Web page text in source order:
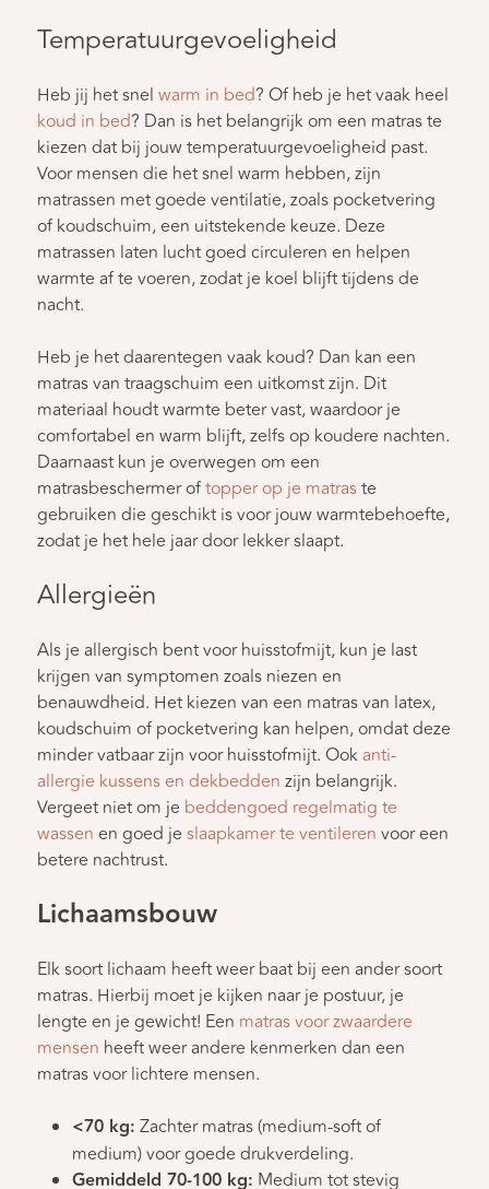
Temperatuurgevoeligheid
Heb jij het snelwarm in bed? Of heb je het vaak heel
koud in bed? Dan is het belangrijk om een matras te
kiezen dat bij jouw temperatuurgevoeligheid past.
Voor mensen die het snel warm hebben, zijn
matrassen met goede ventilatie, zoals pocketvering
of koudschuim, een uitstekende keuze. Deze
matrassen laten lucht goed circuleren en helpen
warmte af te voeren, zodat je koel blijft tijdens de
nacht.
Heb je het daarentegen vaak koud? Dan kan een
matras van traagschuim een uitkomst zijn. Dit
materiaal houdt warmte beter vast, waardoor je
comfortabel en warm blijft, zelfs op koudere nachten.
Daarnaast kun je overwegen om een
matrasbeschermer oftopper op je matraste
gebruiken die geschikt is voor jouw warmtebehoefte,
zodat je het hele jaar door lekker slaapt.
Allergieën
Als je allergisch bent voor huisstofmijt, kun je last
krijgen van symptomen zoals niezen en
benauwdheid. Het kiezen van een matras van latex,
koudschuim of pocketvering kan helpen, omdat deze
minder vatbaar zijn voor huisstofmijt. Ookanti-
allergie kussens en dekbedden zijn belangrijk.
Vergeet niet om je beddengoed regelmatig te
wassen en goed jeslaapkamer te ventileren voor een
betere nachtrust.
Lichaamsbouw
Elk soort lichaam heeft weer baat bij een ander soort
matras. Hierbij moet je kijken naar je postuur, je
lengte en je gewicht! Een matras voor zwaardere
mensen heeft weer andere kenmerken dan een
matras voor lichtere mensen.
<70 kg: Zachter matras (medium-soft of
medium) voor goede drukverdeling.
Gemiddeld 70-100 kg: Medium tot stevig